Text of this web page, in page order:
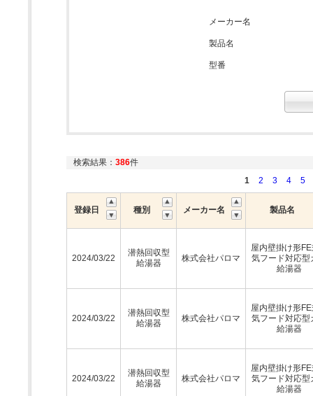
メーカー名
製品名
型番
検索結果： 386件
1
2 3 4 5
登録日 種別 メーカー名 製品名
2024/03/22
潜熱回収型
給湯器
株式会社パロマ
屋内壁掛け形
気フード対応型
給湯器
2024/03/22
潜熱回収型
給湯器
株式会社パロマ
屋内壁掛け形
気フード対応型
給湯器
2024/03/22
潜熱回収型
給湯器
株式会社パロマ
屋内壁掛け形
気フード対応型
給湯器